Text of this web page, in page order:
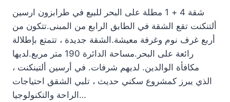
شقة 4 + 1 مطلة على البحر للبيع في طرابزون ارسين
ألتنكنت تقع الشقة في الطابق الرابع من المبنى.تتكون من
أربع غرف نوم وغرفة معيشة.الشقة جديدة ، تتمتع بإطلالة
رائعة على البحر.مساحة الدائرة 190 متر مربع.لديها
مكافأة الوالدين. لديهم شرفات. في أرسين ألتينكنت ،
الذي يبرز كمشروع سكني حديث ، تلبي الشقق احتياجات
الراحة والتكنولوجيا…